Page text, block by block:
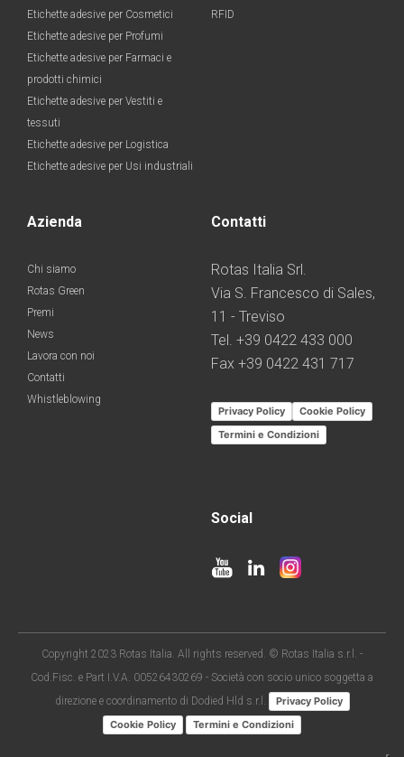
Etichette adesive per Cosmetici
Etichette adesive per Profumi
Etichette adesive per Farmaci e
prodotti chimici
Etichette adesive per Vestiti e
tessuti
Etichette adesive per Logistica
Etichette adesive per Usi industriali
RFID
Azienda
Chi siamo
Rotas Green
Premi
News
Lavora con noi
Contatti
Whistleblowing
Contatti
Rotas Italia Srl.
Via S. Francesco di Sales,
11 - Treviso
Tel. +39 0422 433 000
Fax +39 0422 431 717
Privacy Policy
Cookie Policy
Termini e Condizioni
Social
Copyright 2023 Rotas Italia. All rights reserved. © Rotas Italia s.r.l. -
Cod.Fisc. e Part I.V.A. 00526430269 - Società con socio unico soggetta a
direzione e coordinamento di Dodied Hld s.r.l.
Privacy Policy
Cookie Policy
Termini e Condizioni